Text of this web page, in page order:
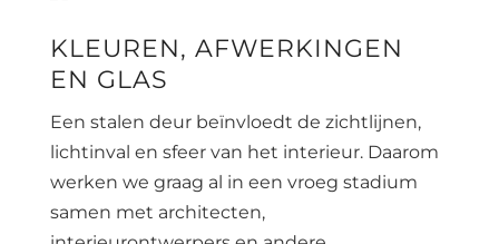
KLEUREN, AFWERKINGEN
EN GLAS
Een stalen deur beïnvloedt de zichtlijnen,
lichtinval en sfeer van het interieur. Daarom
werken we graag al in een vroeg stadium
samen met architecten,